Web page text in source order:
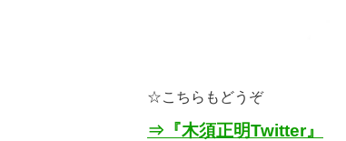
☆こちらもどうぞ
⇒『木須正明Twitter』